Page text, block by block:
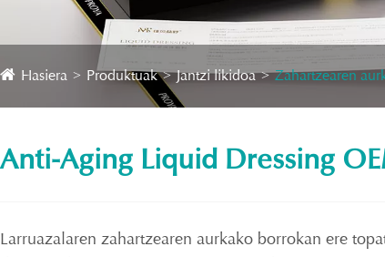
Hasiera Produktuak Jantzi likidoa Zahartzearen
Anti-Aging Liquid Dressing
Larruazalaren zahartzearen aurkako borrokan ere